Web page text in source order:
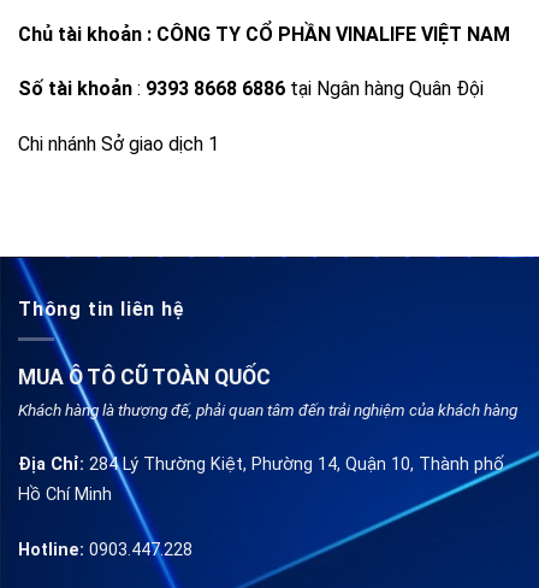
Chủ tài khoản : CÔNG TY CỔ PHẦN VINALIFE VIỆT NAM
Số tài khoản : 9393 8668 6886 tại Ngân hàng Quân Đội
Chi nhánh Sở giao dịch 1
Thông tin liên hệ
MUA Ô TÔ CŨ TOÀN QUỐC
Khách hàng là thượng đế, phải quan tâm đến trải nghiệm của khách hàng
Địa Chỉ: 284 Lý Thường Kiệt, Phường 14, Quận 10, Thành phố
Hồ Chí Minh
Hotline: 0903.447.228